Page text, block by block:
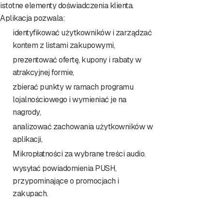
istotne elementy doświadczenia klienta.
Aplikacja pozwala:
identyfikować użytkowników i zarządzać
kontem z listami zakupowymi,
prezentować ofertę, kupony i rabaty w
atrakcyjnej formie,
zbierać punkty w ramach programu
lojalnościowego i wymieniać je na
nagrody,
analizować zachowania użytkowników w
aplikacji,
Mikropłatności za wybrane treści audio.
wysyłać powiadomienia PUSH,
przypominające o promocjach i
zakupach.